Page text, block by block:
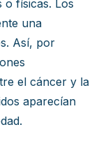
o físicas. Los
una
Así, por
el cáncer y la
aparecían